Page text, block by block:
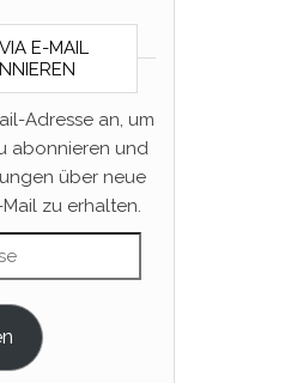
E-MAIL
Adresse an, um
abonnieren und
über neue
zu erhalten.